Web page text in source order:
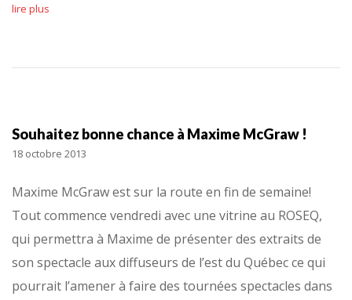
lire plus
Souhaitez bonne chance à Maxime McGraw !
18 octobre 2013
Maxime McGraw est sur la route en fin de semaine!
Tout commence vendredi avec une vitrine au ROSEQ,
qui permettra à Maxime de présenter des extraits de
son spectacle aux diffuseurs de l’est du Québec ce qui
pourrait l’amener à faire des tournées spectacles dans